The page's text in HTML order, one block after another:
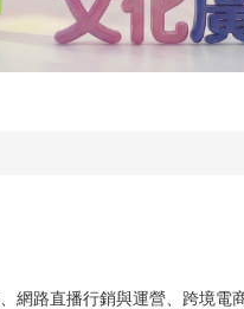
網路直播行銷與運營、跨境電